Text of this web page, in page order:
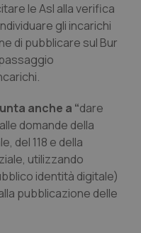
le Asl alla verifica
gli incarichi
di pubblicare sul Bur
anche a “dare
domande della
del 118 e della
utilizzando
identità digitale)
pubblicazione delle